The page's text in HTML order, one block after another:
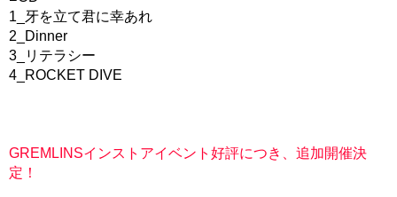
1_牙を立て君に幸あれ
2_Dinner
3_リテラシー
4_ROCKET DIVE
GREMLINSインストアイベント好評につき、追加開催決
定！